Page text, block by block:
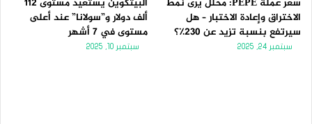
الاختراق وإعادة الاختبار – هل
سيرتفع بنسبة تزيد عن 230٪؟
سبتمبر 24, 2025
ألف دولار و”سولانا” عند أعلى
مستوى في 7 أشهر
سبتمبر 10, 2025